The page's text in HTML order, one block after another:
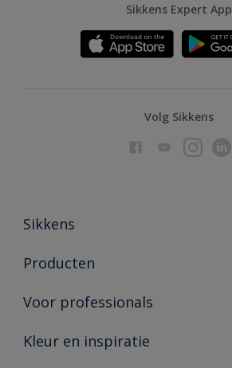
Sikkens Expert App
Volg Sikkens
Sikkens
Over Sikkens
Duurzaamheid
Producten
Producten voor binnen
Vind je verkooppunt
Voor professionals
Advies & service
Kleur en inspiratie